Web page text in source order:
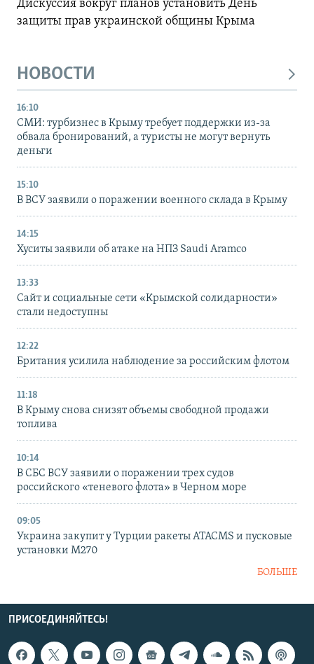
Дискуссия вокруг планов установить День
защиты прав украинской общины Крыма
НОВОСТИ
16:10
СМИ: турбизнес в Крыму требует поддержки из-за
обвала бронирований, а туристы не могут вернуть
деньги
15:10
В ВСУ заявили о поражении военного склада в Крыму
14:15
Хуситы заявили об атаке на НПЗ Saudi Aramco
13:33
Сайт и социальные сети «Крымской солидарности»
стали недоступны
12:22
Британия усилила наблюдение за российским флотом
11:18
В Крыму снова снизят объемы свободной продажи
топлива
10:14
В СБС ВСУ заявили о поражении трех судов
российского «теневого флота» в Черном море
09:05
Украина закупит у Турции ракеты ATACMS и пусковые
установки M270
БОЛЬШЕ
ПРИСОЕДИНЯЙТЕСЬ!